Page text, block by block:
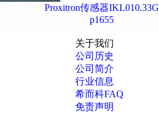
Proxitron传感器IKL010.33G
p1655
关于我们
公司历史
公司简介
行业信息
希而科FAQ
免责声明